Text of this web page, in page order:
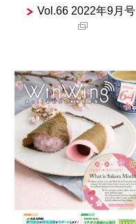
Vol.66 2022年9月号